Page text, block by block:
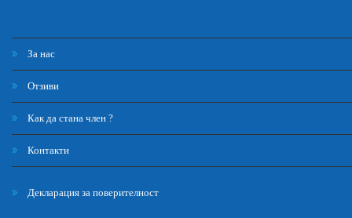
За нас
Отзиви
Как да стана член ?
Контакти
Декларация за поверителност